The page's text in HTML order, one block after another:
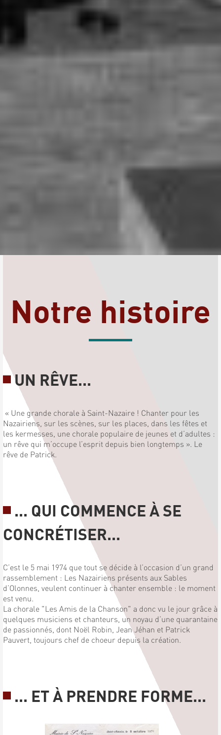
Notre histoire
UN RÊVE...
« Une grande chorale à Saint-Nazaire ! Chanter pour les
Nazairiens, sur les scènes, sur les places, dans les fêtes et
les kermesses, une chorale populaire de jeunes et d’adultes :
un rêve qui m’occupe l’esprit depuis bien longtemps ». Le
rêve de Patrick.
... QUI COMMENCE À SE
CONCRÉTISER...
C’est le 5 mai 1974 que tout se décide à l’occasion d’un grand
rassemblement : Les Nazairiens présents aux Sables
d’Olonnes, veulent continuer à chanter ensemble : le moment
est venu.
La chorale "Les Amis de la Chanson" a donc vu le jour grâce à
quelques musiciens et chanteurs, un noyau d’une quarantaine
de passionnés, dont Noël Robin, Jean Jéhan et Patrick
Pauvert, toujours chef de choeur depuis la création.
... ET À PRENDRE FORME...